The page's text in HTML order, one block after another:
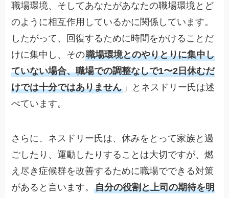
職場環境、そしてあなたがあなたの職場環境とど
のように相互作用しているかに関係しています。
したがって、回復するために時間をかけることだ
けに集中し、その職場環境とのやりとりに集中し
ていない場合、職場での調整なしで1〜2日休むだ
けでは十分ではありません 」とネスドリー氏は述
べています。
さらに、ネスドリー氏は、休みをとって家族と過
ごしたり、運動したりすることは大切ですが、燃
え尽き症候群を改善するために職場でできる対策
があると言います。自分の役割と上司の期待を明